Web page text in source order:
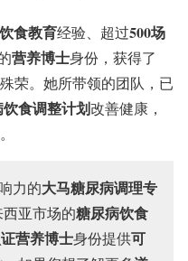
食教育经验、超过500场
营养博士身份，获得了
荣。她所带领的团队，已
食调整计划改善健康，
力的大马糖尿病调理专
亚市场的糖尿病饮食
营养博士身份提供可